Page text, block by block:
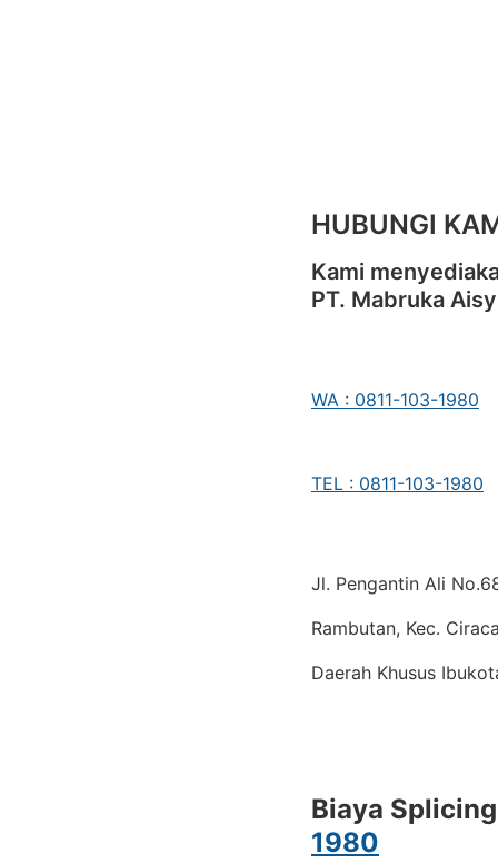
HUBUNGI
Kami
PT. Mabruka
WA : 0811-103-1980
TEL : 0811-103-1980
Jl. Pengantin Ali
Rambutan, Kec.
Daerah Khusus
Biaya
1980